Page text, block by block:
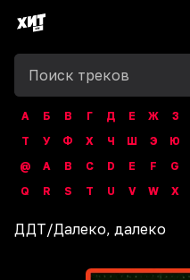
А Б В Г Д Е Ж З
Т
У Ф Х Ч Ш Э Ю
@
A B C D E F G
Q
R S T U V W X
ДДТ/Далеко, далеко